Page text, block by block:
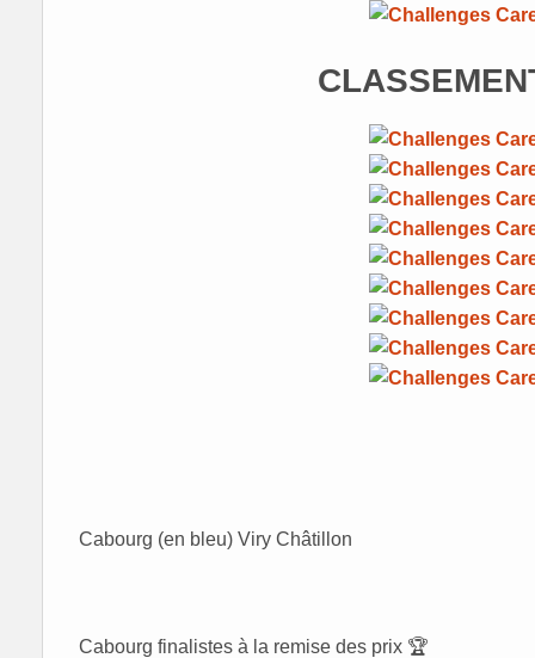
Cabourg (en bleu) Viry Châtillon
Cabourg finalistes à la remise des prix 🏆